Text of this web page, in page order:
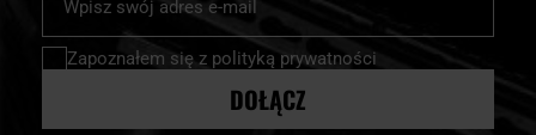
nasz
newsletter:
Zapoznałem się z polityką prywatności
DOŁĄCZ